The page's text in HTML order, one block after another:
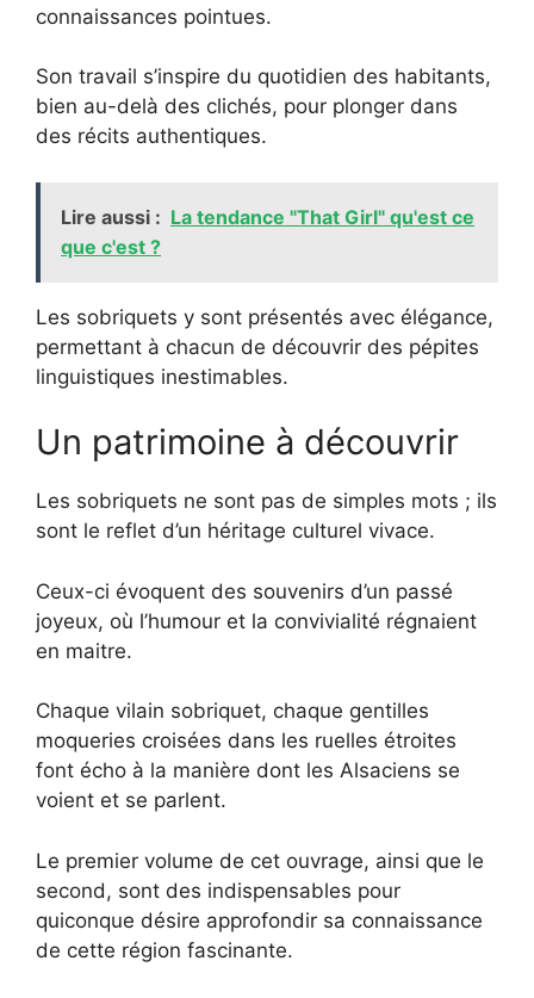
connaissances pointues.
Son travail s’inspire du quotidien des habitants,
bien au-delà des clichés, pour plonger dans
des récits authentiques.
Lire aussi : La tendance "That Girl" qu'est ce
que c'est ?
Les sobriquets y sont présentés avec élégance,
permettant à chacun de découvrir des pépites
linguistiques inestimables.
Un patrimoine à découvrir
Les sobriquets ne sont pas de simples mots ; ils
sont le reflet d’un héritage culturel vivace.
Ceux-ci évoquent des souvenirs d’un passé
joyeux, où l’humour et la convivialité régnaient
en maitre.
Chaque vilain sobriquet, chaque gentilles
moqueries croisées dans les ruelles étroites
font écho à la manière dont les Alsaciens se
voient et se parlent.
Le premier volume de cet ouvrage, ainsi que le
second, sont des indispensables pour
quiconque désire approfondir sa connaissance
de cette région fascinante.